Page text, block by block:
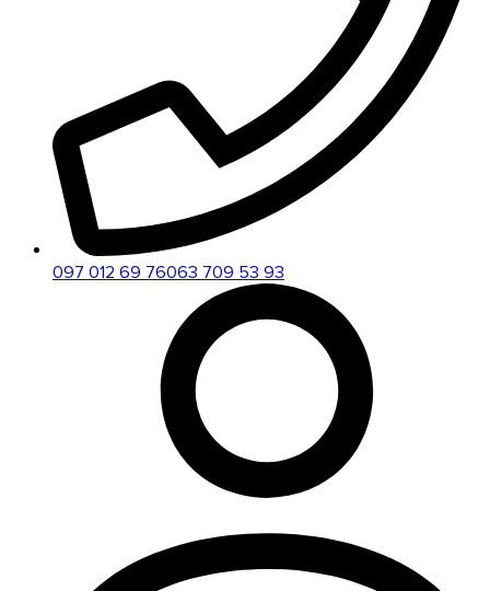
097 012 69 76063 709 53 93